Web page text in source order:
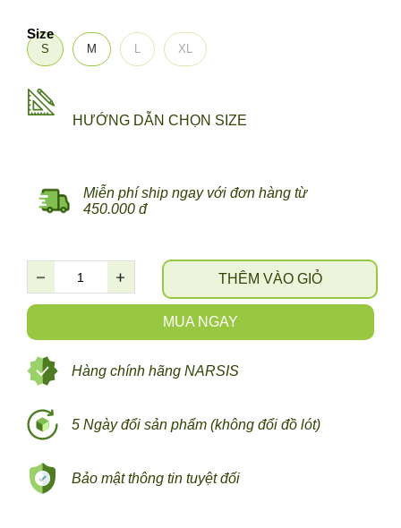
S M L XL
Size
MUA NGAY
THÊM VÀO GIỎ
HƯỚNG DẪN CHỌN SIZE
Miễn phí ship ngay với đơn hàng từ
450.000 đ
5 Ngày đổi sản phẩm (không đổi đồ lót)
Bảo mật thông tin tuyệt đối
Hàng chính hãng NARSIS